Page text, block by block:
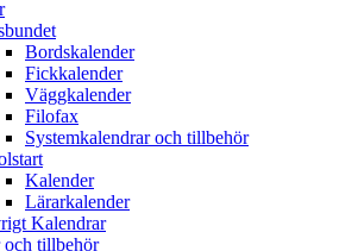
Bordskalender
Fickkalender
Väggkalender
Filofax
Systemkalendrar och tillbehör
Kalender
Lärarkalender
Kalendrar
och tillbehör